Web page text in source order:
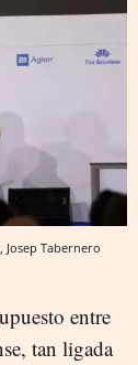
Tabernero
entre
tan ligada